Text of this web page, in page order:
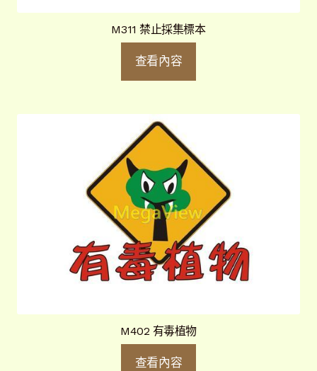
M311 禁止採集標本
查看內容
M402 有毒植物
查看內容